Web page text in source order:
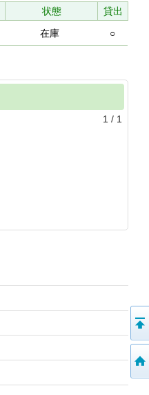
状態
貸出
在庫 ○
1 / 1